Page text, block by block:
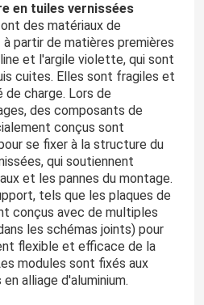
en tuiles vernissées
des matériaux de
partir de matières premières
et l'argile violette, qui sont
cuites. Elles sont fragiles et
charge. Lors de
des composants de
conçus sont
se fixer à la structure du
qui soutiennent
et les pannes du montage.
tels que les plaques de
conçus avec de multiples
les schémas joints) pour
flexible et efficace de la
modules sont fixés aux
alliage d'aluminium.